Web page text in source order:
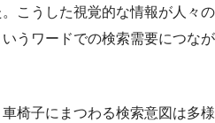
こうした視覚的な情報が人々の
うワードでの検索需要につなが
椅子にまつわる検索意図は多様